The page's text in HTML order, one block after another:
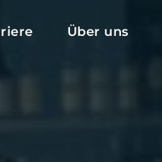
Über uns